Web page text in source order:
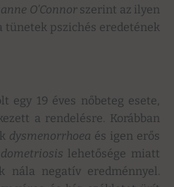
O’Connorszerint az ilyen
tünetek pszichés eredetének
egy 19 éves nőbeteg esete,
a rendelésre. Korábban
dysmenorrhoea és igen erős
lehetősége miatt
nála negatív eredménnyel.